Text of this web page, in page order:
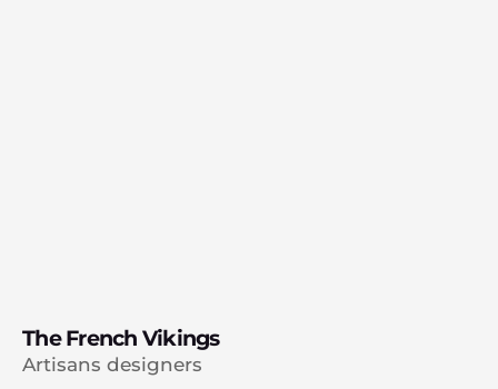
The French Vikings
Artisans designers